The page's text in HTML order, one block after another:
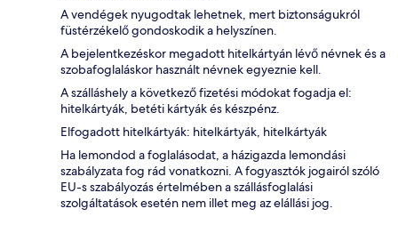
A vendégek nyugodtak lehetnek, mert biztonságukról
füstérzékelő gondoskodik a helyszínen.
A bejelentkezéskor megadott hitelkártyán lévő névnek és a
szobafoglaláskor használt névnek egyeznie kell.
A szálláshely a következő fizetési módokat fogadja el:
hitelkártyák, betéti kártyák és készpénz.
Elfogadott hitelkártyák: hitelkártyák, hitelkártyák
Ha lemondod a foglalásodat, a házigazda lemondási
szabályzata fog rád vonatkozni. A fogyasztók jogairól szóló
EU-s szabályozás értelmében a szállásfoglalási
szolgáltatások esetén nem illet meg az elállási jog.